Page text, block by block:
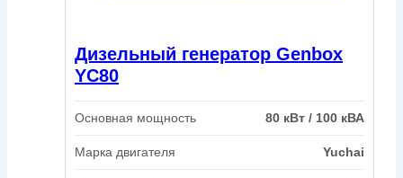
Дизельный генератор Genbox
YC80
Основная мощность 80 кВт / 100 кВА
Марка двигателя Yuchai